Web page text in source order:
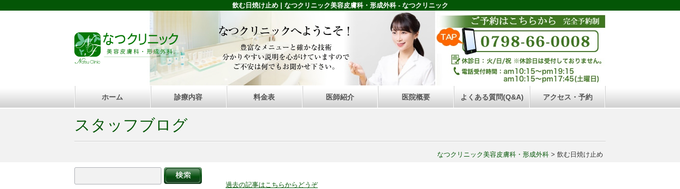
飲む日焼け止め | なつクリニック美容皮膚科・形成外科 - なつクリニック
ホーム 診療内容 料金表 医師紹介 医院概要 よくある質問(Q&A) アクセス・予約
スタッフブログ
なつクリニック美容皮膚科・形成外科 > 飲む日焼け止め
過去の記事はこちらからどうぞ